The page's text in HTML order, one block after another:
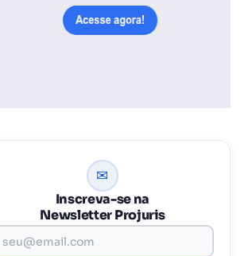
✉
Inscreva-se na
Newsletter Projuris